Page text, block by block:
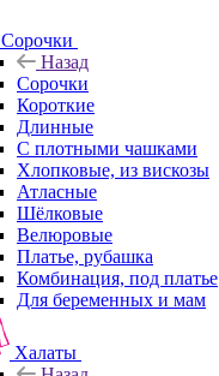
Сорочки
Назад
Сорочки
Короткие
Длинные
С плотными чашками
Хлопковые, из вискозы
Атласные
Шёлковые
Велюровые
Платье, рубашка
Комбинация, под платье
Для беременных и мам
Халаты